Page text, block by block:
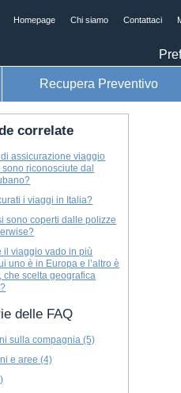
Homepage Chi siamo Contattaci
Recupera Preventivo
correlate
assicurazione viaggio
riconosciute dal
i viaggi in Italia?
sono coperti dalle polizze
il viaggio vado in più
uno è in Europa e l’altro è
che scelta geografica
delle FAQ
sulla compagnia (5)
e aree (4)